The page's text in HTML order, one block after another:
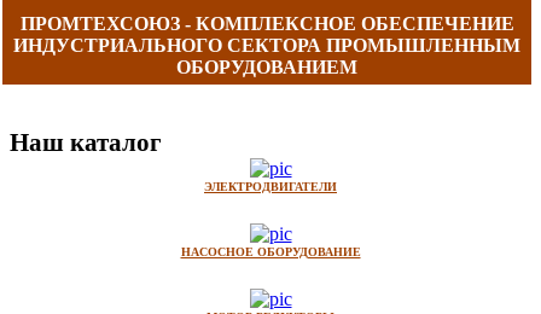
ПРОМТЕХСОЮЗ - КОМПЛЕКСНОЕ ОБЕСПЕЧЕНИЕ
ИНДУСТРИАЛЬНОГО СЕКТОРА ПРОМЫШЛЕННЫМ
ОБОРУДОВАНИЕМ
Наш каталог
ЭЛЕКТРОДВИГАТЕЛИ
НАСОСНОЕ ОБОРУДОВАНИЕ